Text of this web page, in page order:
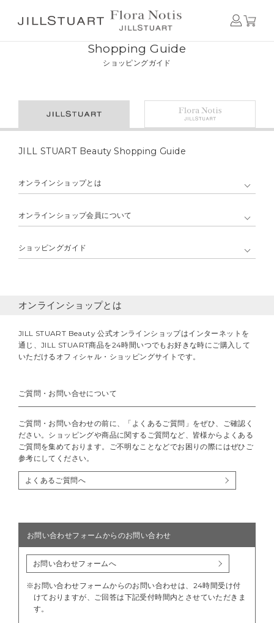
ショッピングガイド JILL STUART Beauty
Shopping Guide
ショッピングガイド
JILL STUART Beauty Shopping Guide
オンラインショップとは
オンラインショップ会員について
ショッピングガイド
オンラインショップとは
JILL STUART Beauty 公式オンラインショップはインターネットを
通じ、JILL STUART商品を24時間いつでもお好きな時にご購入して
いただけるオフィシャル・ショッピングサイトです。
ご質問・お問い合せについて
ご質問・お問い合わせの前に、「よくあるご質問」をぜひ、ご確認く
ださい。ショッピングや商品に関するご質問など、皆様からよくある
ご質問を集めております。ご不明なことなどでお困りの際にはぜひご
参考にしてください。
よくあるご質問へ
お問い合わせフォームからのお問い合わせ
お問い合わせフォームへ
※お問い合わせフォームからのお問い合わせは、24時間受け付
けておりますが、ご回答は下記受付時間内とさせていただきま
す。